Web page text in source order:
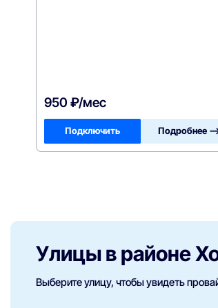
950 ₽/мес
Подключить Подробнее
Улицы в районе
Выберите улицу, чтобы увидеть